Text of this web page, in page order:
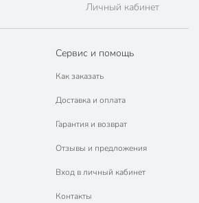
Личный кабинет
Сервис и помощь
Как заказать
Доставка и оплата
Гарантия и возврат
Отзывы и предложения
Вход в личный кабинет
Контакты